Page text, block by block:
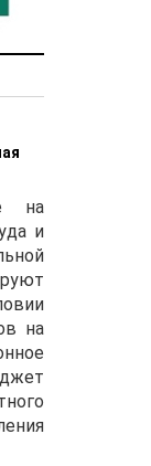
на
и
на